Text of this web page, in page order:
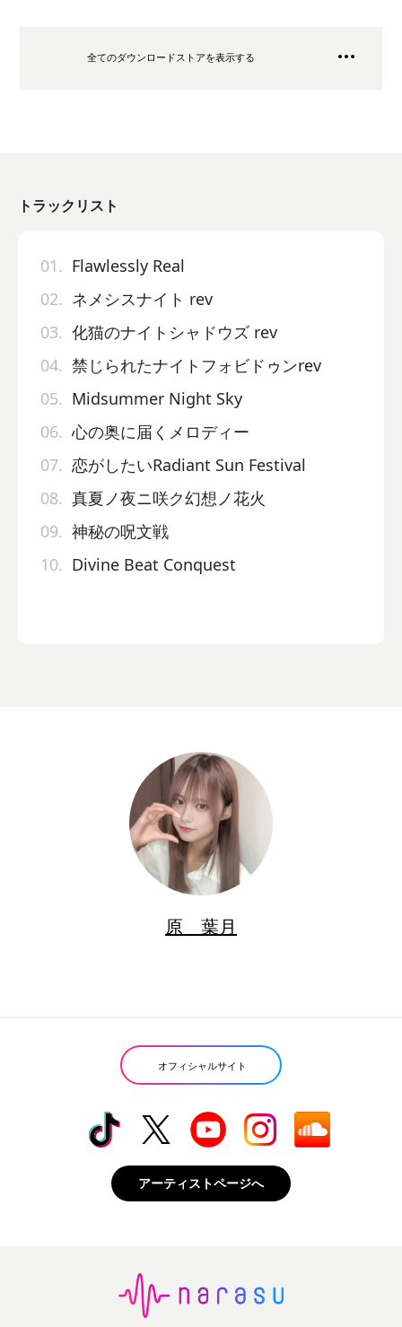
全てのダウンロードストアを表示する
トラックリスト
01. Flawlessly Real
02. ネメシスナイト rev
03. 化猫のナイトシャドウズ rev
04. 禁じられたナイトフォビドゥンrev
05. Midsummer Night Sky
06. 心の奥に届くメロディー
07. 恋がしたいRadiant Sun Festival
08. 真夏ノ夜ニ咲ク幻想ノ花火
09. 神秘の呪文戦
10. Divine Beat Conquest
原 葉月
オフィシャルサイト
アーティストページへ